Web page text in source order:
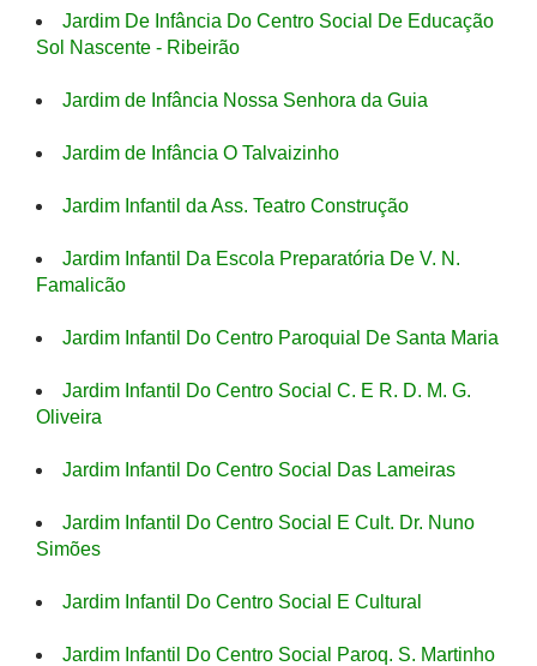
Jardim De Infância Do Centro Social De Educação
Sol Nascente - Ribeirão
Jardim de Infância Nossa Senhora da Guia
Jardim de Infância O Talvaizinho
Jardim Infantil da Ass. Teatro Construção
Jardim Infantil Da Escola Preparatória De V. N.
Famalicão
Jardim Infantil Do Centro Paroquial De Santa Maria
Jardim Infantil Do Centro Social C. E R. D. M. G.
Oliveira
Jardim Infantil Do Centro Social Das Lameiras
Jardim Infantil Do Centro Social E Cult. Dr. Nuno
Simões
Jardim Infantil Do Centro Social E Cultural
Jardim Infantil Do Centro Social Paroq. S. Martinho